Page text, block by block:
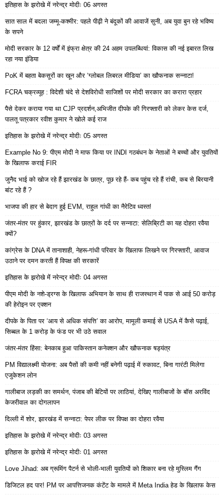
इतिहास के झरोखे में नरेन्द्र मोदीः 06 अगस्त
सात साल में बदला जम्मू-कश्मीर: पहले पीढ़ी ने बंदूकों की आवाजें सुनी, अब युवा बुन रहे भविष्य
के सपने
मोदी सरकार के 12 वर्षों में इंफ्रा क्षेत्र की 24 अहम उपलब्धियां: विकास की नई इबारत लिख
रहा नया इंडिया
PoK में बहता बेकसूरों का खून और ‘ग्लोबल लिबरल मीडिया’ का खौफनाक सन्नाटा!
FCRA चक्रव्यूह : विदेशी चंदे से देशविरोधी साजिशों पर मोदी सरकार का करारा प्रहार
पैसे देकर कराया गया था CJP प्रदर्शन,अभिजीत दीपके की गिरफ्तारी को लेकर केस दर्ज,
पालतू पत्रकार रवीश कुमार ने खोले कई राज
इतिहास के झरोखे में नरेन्द्र मोदीः 05 अगस्त
Example No 9: पीएम मोदी ने माफ किया पर INDI गठबंधन के नेताओं ने बच्चों और युवतियों
के खिलाफ कराई FIR
जुनैद भाई को खोज रहे हैं झारखंड के छात्र, पूछ रहे हैं- कब पहुंच रहे हैं रांची, कब से बिरयानी
बांट रहे हैं ?
भाजपा की हार से बेदाग हुई EVM, राहुल गांधी का नैरेटिव ध्वस्त!
जंतर-मंतर पर हुंकार, झारखंड के छात्रों के दर्द पर सन्नाटा: सेलिब्रिटी का यह दोहरा रवैया
क्यों?
कांग्रेस के DNA में तानाशाही, नेहरू-गांधी परिवार के खिलाफ लिखने पर गिरफ्तारी, आवाज
उठाने पर दमन करती हैं विपक्ष की सरकारें
इतिहास के झरोखे में नरेन्द्र मोदीः 04 अगस्त
पीएम मोदी के नशे-ड्रग्स के खिलाफ अभियान के साथ ही राजस्थान में पाक से आई 50 करोड़
की हेरोइन पर एक्शन
दीपके के पिता पर ‘आय से अधिक संपत्ति’ का आरोप, मामूली कमाई से USA में कैसे पढ़ाई,
सिब्बल के 1 करोड़ के फंड पर भी उठे सवाल
जंतर-मंतर हिंसा: बेनकाब हुआ पाकिस्तान कनेक्शन और खौफनाक षड्यंत्र
PM विद्यालक्ष्मी योजना: अब पैसों की कमी नहीं बनेगी पढ़ाई में रुकावट, बिना गारंटी मिलेगा
एजुकेशन लोन
गालीबाज लड़की का समर्थन, पंजाब की बेटियों पर लाठियां, देखिए गालीबाजों के बॉस अरविंद
केजरीवाल का दोगलापन
दिल्ली में शोर, झारखंड में सन्नाटा: पेपर लीक पर विपक्ष का दोहरा रवैया
इतिहास के झरोखे में नरेन्द्र मोदीः 03 अगस्त
इतिहास के झरोखे में नरेन्द्र मोदीः 01 अगस्त
Love Jihad: अब ग्रूमिंग पैटर्न से भोली-भाली युवतियों को शिकार बना रहे मुस्लिम गैंग
डिजिटल हद पार! PM पर आपत्तिजनक कंटेंट के मामले में Meta India हेड के खिलाफ केस